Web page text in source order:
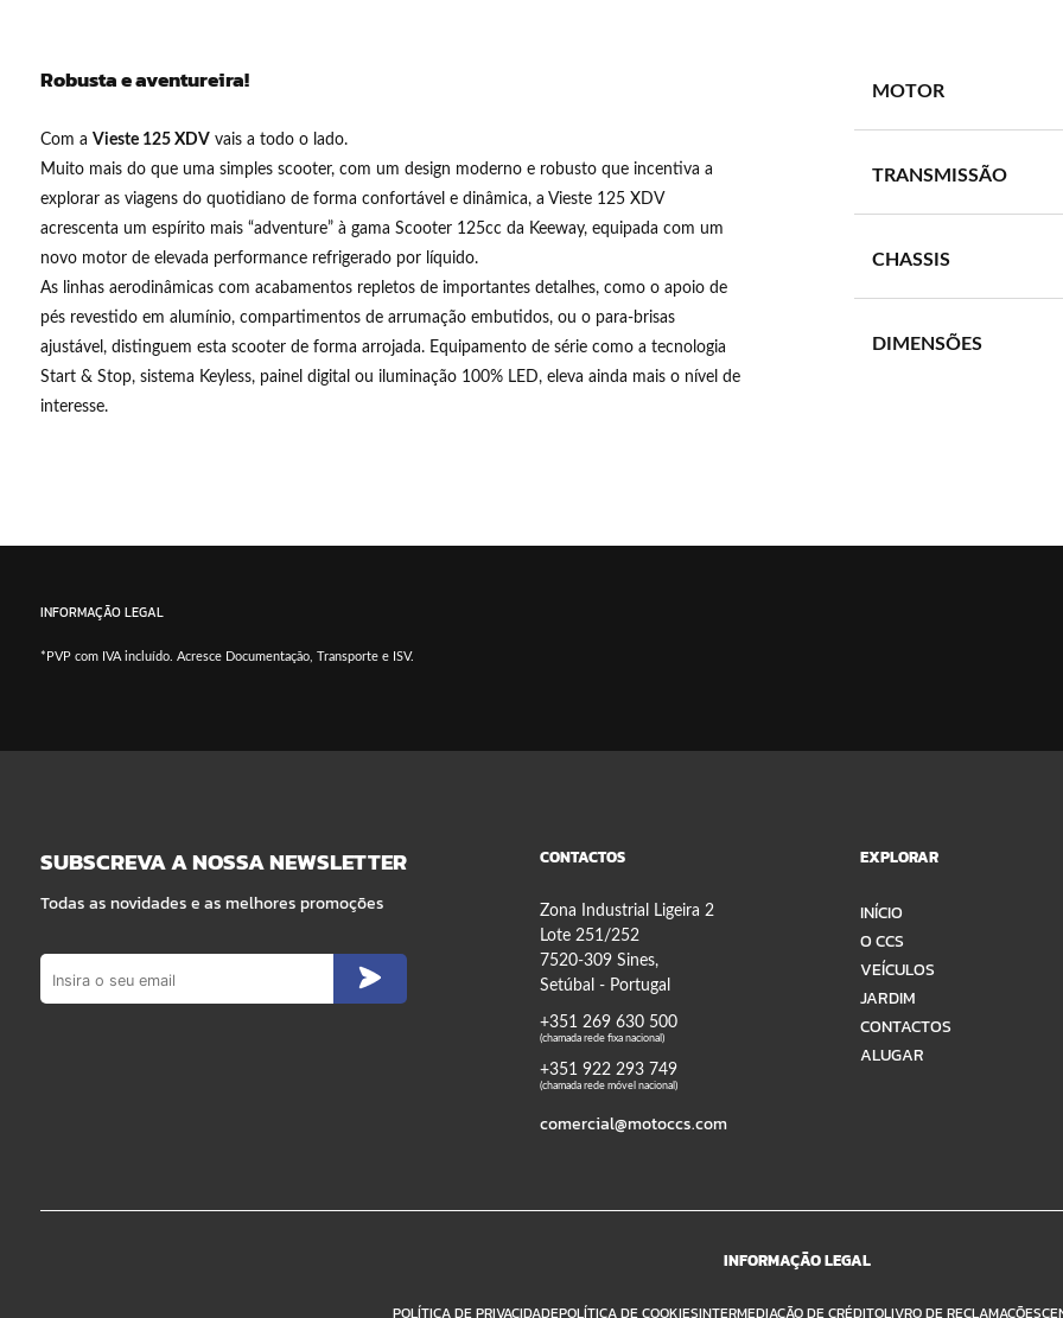
Robusta e aventureira!
Com a Vieste 125 XDVvais a todo o lado.
Muito mais do que uma simples scooter, com um design moderno e robusto que incentiva a
explorar as viagens do quotidiano de forma confortável e dinâmica, a Vieste 125 XDV
acrescenta um espírito mais “adventure” à gama Scooter 125cc da Keeway, equipada com um
novo motor de elevada performance refrigerado por líquido.
As linhas aerodinâmicas com acabamentos repletos de importantes detalhes, como o apoio de
pés revestido em alumínio, compartimentos de arrumação embutidos, ou o para-brisas
ajustável, distinguem esta scooter de forma arrojada. Equipamento de série como a tecnologia
Start & Stop, sistema Keyless, painel digital ou iluminação 100% LED, eleva ainda mais o nível de
interesse.
MOTOR
TRANSMISSÃO
CHASSIS
DIMENSÕES
INFORMAÇÃO LEGAL
*PVP com IVA incluído. Acresce Documentação, Transporte e ISV.
SUBSCREVA A NOSSA NEWSLETTER
Todas as novidades e as melhores promoções
CONTACTOS
Zona Industrial Ligeira 2
Lote 251/252
7520-309 Sines,
Setúbal - Portugal
+351 269 630 500
(chamada rede fixa nacional)
+351 922 293 749
(chamada rede móvel nacional)
comercial@motoccs.com
EXPLORAR
INÍCIO
O CCS
VEÍCULOS
JARDIM
CONTACTOS
ALUGAR
INFORMAÇÃO LEGAL
POLÍTICA DE PRIVACIDADEPOLÍTICA DE COOKIESINTERMEDIAÇÃO DE CRÉDITOLIVRO DE RECLAMAÇÕES